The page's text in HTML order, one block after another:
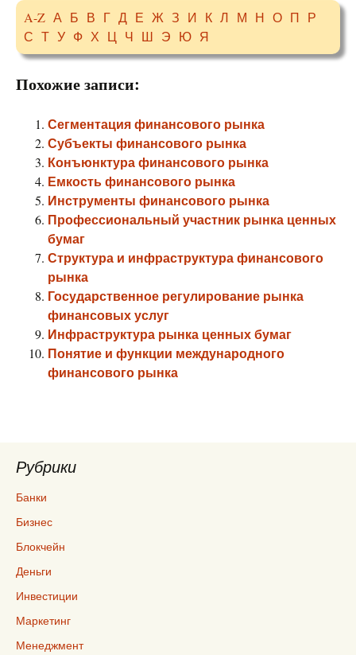
A-Z А Б В Г Д Е Ж З И К Л М Н О П Р
С Т У Ф Х Ц Ч Ш Э Ю Я
Похожие записи:
Сегментация финансового рынка
Субъекты финансового рынка
Конъюнктура финансового рынка
Емкость финансового рынка
Инструменты финансового рынка
Профессиональный участник рынка ценных
бумаг
Структура и инфраструктура финансового
рынка
Государственное регулирование рынка
финансовых услуг
Инфраструктура рынка ценных бумаг
Понятие и функции международного
финансового рынка
Рубрики
Банки
Бизнес
Блокчейн
Деньги
Инвестиции
Маркетинг
Менеджмент